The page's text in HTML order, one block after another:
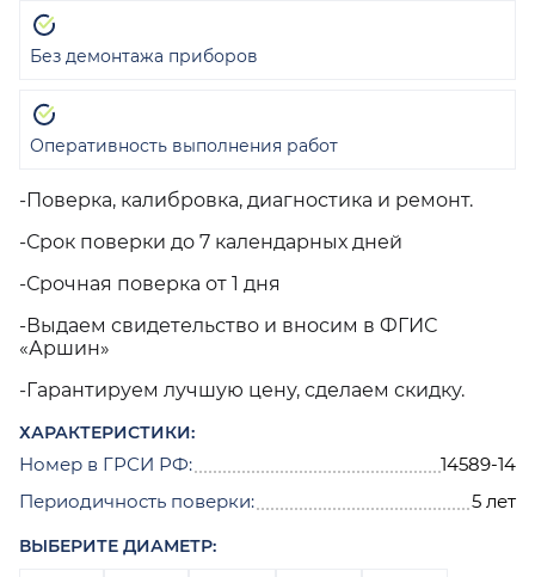
-Поверка, калибровка, диагностика и ремонт.
-Срок поверки до 7 календарных дней
-Срочная поверка от 1 дня
-Выдаем свидетельство и вносим в ФГИС
«Аршин»
-Гарантируем лучшую цену, сделаем скидку.
ХАРАКТЕРИСТИКИ:
Номер в ГРСИ РФ:
14589-14
Периодичность поверки:
5 лет
ВЫБЕРИТЕ ДИАМЕТР:
Без демонтажа приборов
Оперативность выполнения работ